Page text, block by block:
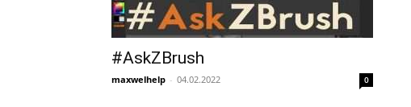
#AskZBrush
maxwelhelp - 04.02.2022 0